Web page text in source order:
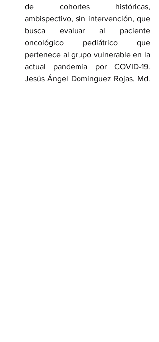
de cohortes históricas,
ambispectivo, sin intervención, que
busca evaluar al paciente
oncológico pediátrico que
pertenece al grupo vulnerable en la
actual pandemia por COVID-19.
Jesús Ángel Dominguez Rojas. Md.